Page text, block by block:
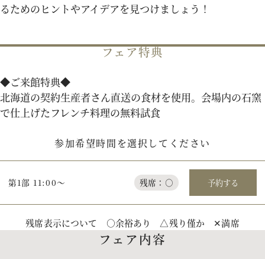
資料請求 お問い合わせ
プライバシーポリシー 運営会社情報
るためのヒントやアイデアを見つけましょう！
フェア特典
◆ご来館特典◆
北海道の契約生産者さん直送の食材を使用。会場内の石窯
で仕上げたフレンチ料理の無料試食
参加希望時間を選択してください
第1部 11:00～ 残席：○ 予約する
残席表示について ○余裕あり △残り僅か ✕満席
フェア内容